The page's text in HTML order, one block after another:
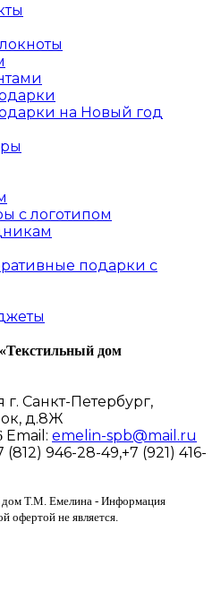
на Новый год
с логотипом
подарки с
«Текстильный дом
г. Санкт-Петербург,
д.8Ж
Email: emelin-spb@mail.ru
(812) 946-28-49,+7 (921) 416-
дом Т.М. Емелина - Информация
офертой не является.